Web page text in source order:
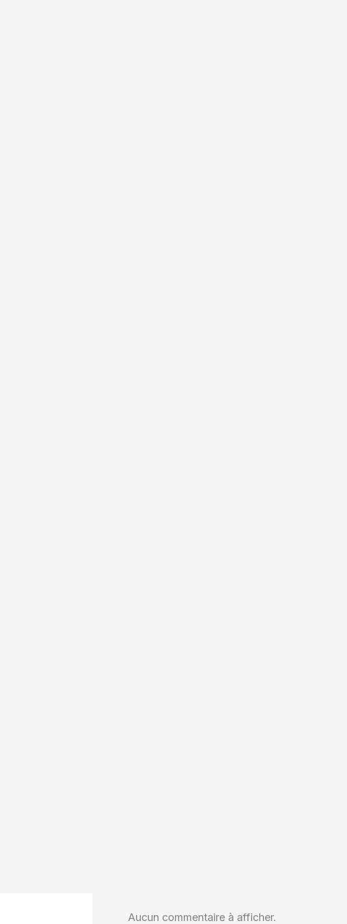
Aucun commentaire à afficher.